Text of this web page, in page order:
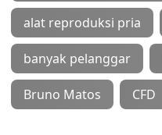
alat reproduksi pria
banyak pelanggar
Bruno Matos CFD